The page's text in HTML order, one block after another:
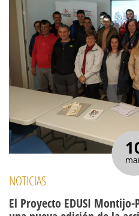
NOTICIAS
El Proyecto EDUSI